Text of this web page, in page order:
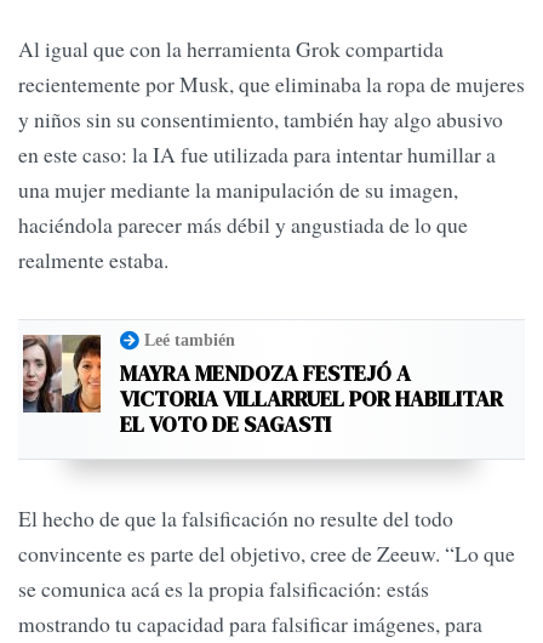
Al igual que con la herramienta Grok compartida
recientemente por Musk, que eliminaba la ropa de mujeres
y niños sin su consentimiento, también hay algo abusivo
en este caso: la IA fue utilizada para intentar humillar a
una mujer mediante la manipulación de su imagen,
haciéndola parecer más débil y angustiada de lo que
realmente estaba.
Leé también
MAYRA MENDOZA FESTEJÓ A
VICTORIA VILLARRUEL POR HABILITAR
EL VOTO DE SAGASTI
El hecho de que la falsificación no resulte del todo
convincente es parte del objetivo, cree de Zeeuw. “Lo que
se comunica acá es la propia falsificación: estás
mostrando tu capacidad para falsificar imágenes, para